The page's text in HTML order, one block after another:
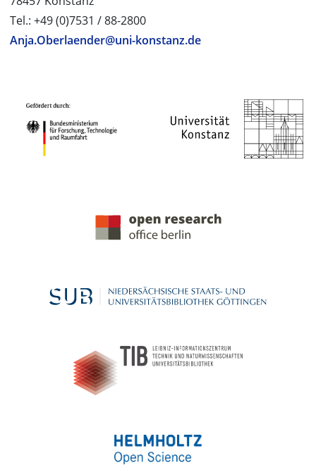
Tel.: +49 (0)7531 / 88-2800
Anja.Oberlaender@uni-konstanz.de